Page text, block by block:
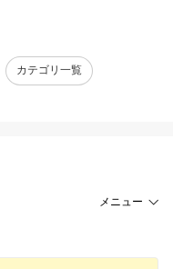
カテゴリ一覧
メニュー